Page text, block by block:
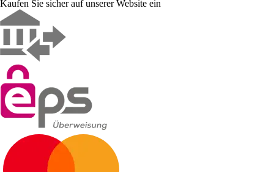
Kaufen Sie sicher auf unserer Website ein